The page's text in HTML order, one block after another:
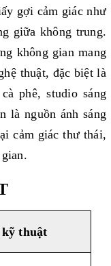
gợi cảm giác như
giữa không trung.
không gian mang
thuật, đặc biệt là
phê, studio sáng
là nguồn ánh sáng
cảm giác thư thái,
kỹ thuật